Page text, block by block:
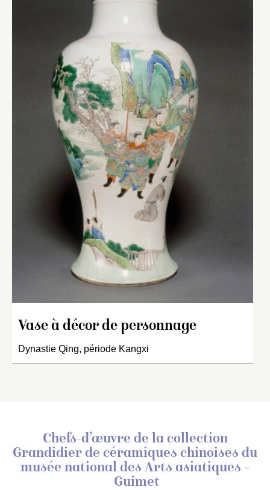
Vase à décor de personnage
Dynastie Qing, période Kangxi
Chefs-d’œuvre de la collection
Grandidier de céramiques chinoises du
musée national des Arts asiatiques –
Guimet